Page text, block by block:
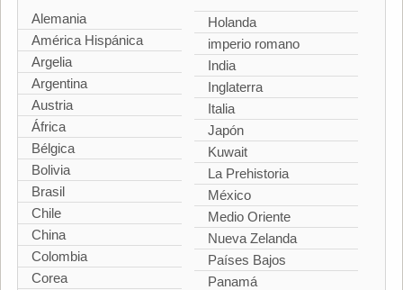
Alemania
América Hispánica
Argelia
Argentina
Austria
África
Bélgica
Bolivia
Brasil
Chile
China
Colombia
Corea
Holanda
imperio romano
India
Inglaterra
Italia
Japón
Kuwait
La Prehistoria
México
Medio Oriente
Nueva Zelanda
Países Bajos
Panamá